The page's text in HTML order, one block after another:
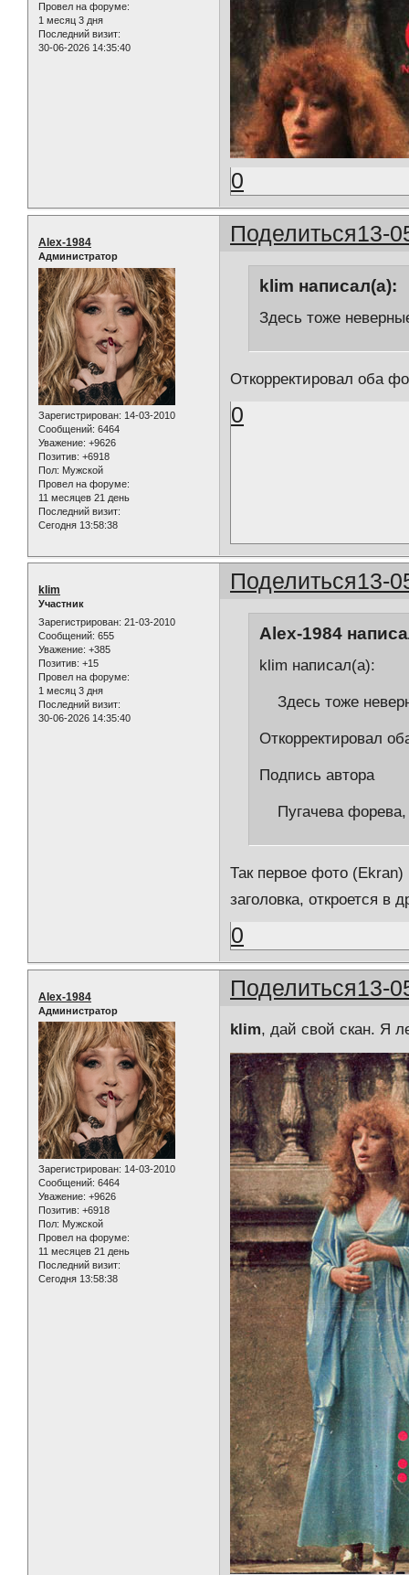
Провел на форуме:
1 месяц 3 дня
Последний визит:
30-06-2026 14:35:40
0
Поделиться13-
Alex-1984
Администратор
Зарегистрирован: 14-03-2010
Сообщений: 6464
Уважение: +9626
Позитив: +6918
Пол: Мужской
Провел на форуме:
11 месяцев 21 день
Последний визит:
Сегодня 13:58:38
klim написал(а):
Здесь тоже
Откорректировал оба
0
Поделиться13-
klim
Участник
Зарегистрирован: 21-03-2010
Сообщений: 655
Уважение: +385
Позитив: +15
Провел на форуме:
1 месяц 3 дня
Последний визит:
30-06-2026 14:35:40
Alex-1984
klim написал(а):
Здесь тоже
Откорректировал
Подпись автора
Пугачева
Так первое фото
заголовка, откроется в
0
Поделиться13-
Alex-1984
Администратор
Зарегистрирован: 14-03-2010
Сообщений: 6464
Уважение: +9626
Позитив: +6918
Пол: Мужской
Провел на форуме:
11 месяцев 21 день
Последний визит:
Сегодня 13:58:38
klim, дай свой скан. Я